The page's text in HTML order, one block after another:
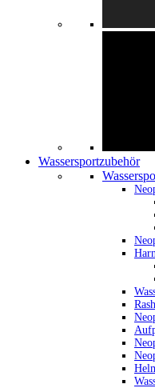
Wassersportzubehör